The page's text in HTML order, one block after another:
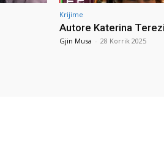
Krijime
Autore Katerina
Gjin Musa - 28 Korrik 2025